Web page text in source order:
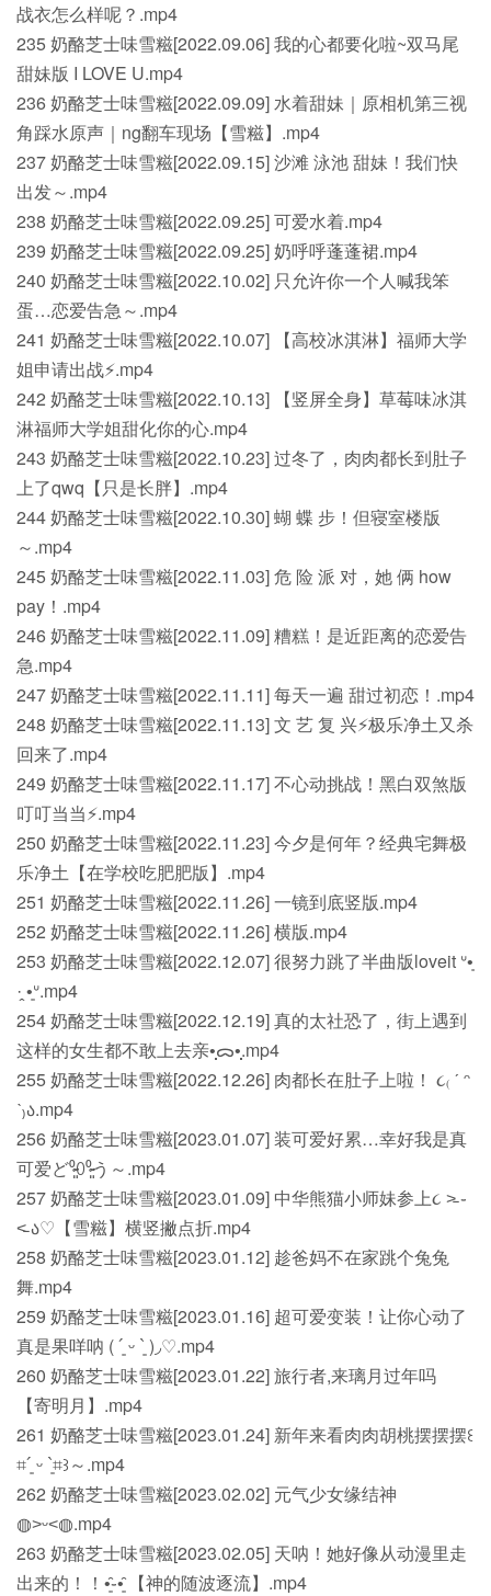
战衣怎么样呢？.mp4
235 奶酪芝士味雪糍[2022.09.06] 我的心都要化啦~双马尾
甜妹版 I LOVE U.mp4
236 奶酪芝士味雪糍[2022.09.09] 水着甜妹｜原相机第三视
角踩水原声｜ng翻车现场【雪糍】.mp4
237 奶酪芝士味雪糍[2022.09.15] 沙滩 泳池 甜妹！我们快
出发～.mp4
238 奶酪芝士味雪糍[2022.09.25] 可爱水着.mp4
239 奶酪芝士味雪糍[2022.09.25] 奶呼呼蓬蓬裙.mp4
240 奶酪芝士味雪糍[2022.10.02] 只允许你一个人喊我笨
蛋…恋爱告急～.mp4
241 奶酪芝士味雪糍[2022.10.07] 【高校冰淇淋】福师大学
姐申请出战⚡️.mp4
242 奶酪芝士味雪糍[2022.10.13] 【竖屏全身】草莓味冰淇
淋福师大学姐甜化你的心.mp4
243 奶酪芝士味雪糍[2022.10.23] 过冬了，肉肉都长到肚子
上了qwq【只是长胖】.mp4
244 奶酪芝士味雪糍[2022.10.30] 蝴 蝶 步！但寝室楼版
～.mp4
245 奶酪芝士味雪糍[2022.11.03] 危 险 派 对，她 俩 how
pay！.mp4
246 奶酪芝士味雪糍[2022.11.09] 糟糕！是近距离的恋爱告
急.mp4
247 奶酪芝士味雪糍[2022.11.11] 每天一遍 甜过初恋！.mp4
248 奶酪芝士味雪糍[2022.11.13] 文 艺 复 兴⚡️极乐净土又杀
回来了.mp4
249 奶酪芝士味雪糍[2022.11.17] 不心动挑战！黑白双煞版
叮叮当当⚡️.mp4
250 奶酪芝士味雪糍[2022.11.23] 今夕是何年？经典宅舞极
乐净土【在学校吃肥肥版】.mp4
251 奶酪芝士味雪糍[2022.11.26] 一镜到底竖版.mp4
252 奶酪芝士味雪糍[2022.11.26] 横版.mp4
253 奶酪芝士味雪糍[2022.12.07] 很努力跳了半曲版loveit ᐡ•͈
·̭ •͈ᐡ.mp4
254 奶酪芝士味雪糍[2022.12.19] 真的太社恐了，街上遇到
这样的女生都不敢上去亲•̩̩̩̩ᯅ•̩̩̩̩.mp4
255 奶酪芝士味雪糍[2022.12.26] 肉都长在肚子上啦！ ૮₍ ˊ ᵔ
ˋ₎ა.mp4
256 奶酪芝士味雪糍[2023.01.07] 装可爱好累…幸好我是真
可爱ど⁰̷̴͈꒨⁰̷̴͈う～.mp4
257 奶酪芝士味雪糍[2023.01.09] 中华熊猫小师妹参上૮ ˃̵ ֊
˂̵ ა♡【雪糍】横竖撇点折.mp4
258 奶酪芝士味雪糍[2023.01.12] 趁爸妈不在家跳个兔兔
舞.mp4
259 奶酪芝士味雪糍[2023.01.16] 超可爱变装！让你心动了
真是果咩呐 ( ´͈ ᵕ `͈ )◞♡.mp4
260 奶酪芝士味雪糍[2023.01.22] 旅行者,来璃月过年吗
【寄明月】.mp4
261 奶酪芝士味雪糍[2023.01.24] 新年来看肉肉胡桃摆摆摆꒰
⌗´͈ ᵕ `͈⌗꒱～.mp4
262 奶酪芝士味雪糍[2023.02.02] 元气少女缘结神
◍˃ᵕ˂◍.mp4
263 奶酪芝士味雪糍[2023.02.05] 天呐！她好像从动漫里走
出来的！！•͈̑֊•͈̑ 【神的随波逐流】.mp4